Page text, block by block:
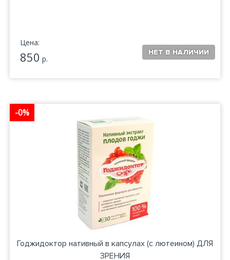
Цена:
850 р.
-0%
Годжидоктор нативный в капсулах (с лютеином) ДЛЯ
ЗРЕНИЯ